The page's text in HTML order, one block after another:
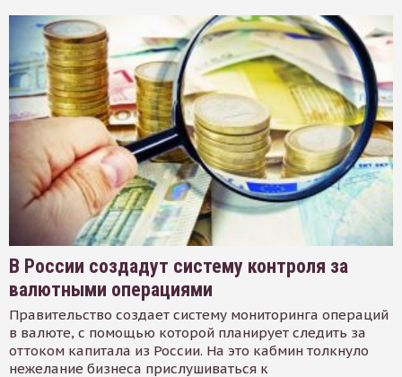
В России создадут систему контроля за
валютными операциями
Правительство создает систему мониторинга операций
в валюте, с помощью которой планирует следить за
оттоком капитала из России. На это кабмин толкнуло
нежелание бизнеса прислушиваться к